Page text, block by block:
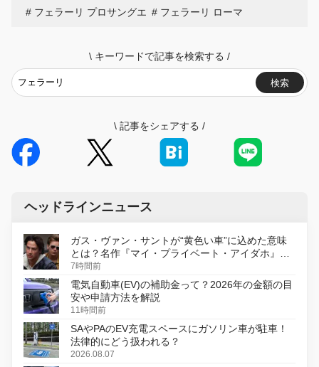
フェラーリ プロサングエ
フェラーリ ローマ
\ キーワードで記事を検索する /
検索
\ 記事をシェアする /
ヘッドラインニュース
ガス・ヴァン・サントが“黄色い車”に込めた意味
とは？名作『マイ・プライベート・アイダホ』が
初のデジタルリマスター版で復活
7時間前
電気自動車(EV)の補助金って？2026年の金額の目
安や申請方法を解説
11時間前
SAやPAのEV充電スペースにガソリン車が駐車！
法律的にどう扱われる？
2026.08.07